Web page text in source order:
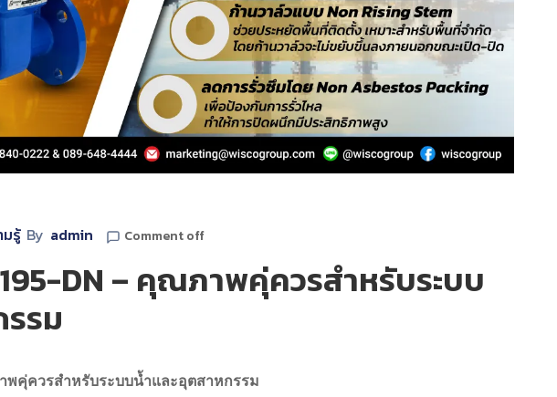
มรู้ By admin Comment off
DN – คุณภาพคุ่ควรสำหรับระบบ
รม
พคุ่ควรสำหรับระบบน้ำและอุตสาหกรรม